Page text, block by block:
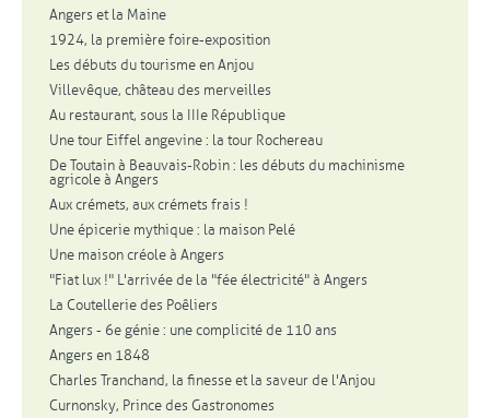
Angers et la Maine
1924, la première foire-exposition
Les débuts du tourisme en Anjou
Villevêque, château des merveilles
Au restaurant, sous la IIIe République
Une tour Eiffel angevine : la tour Rochereau
De Toutain à Beauvais-Robin : les débuts du machinisme
agricole à Angers
Aux crémets, aux crémets frais !
Une épicerie mythique : la maison Pelé
Une maison créole à Angers
"Fiat lux !" L'arrivée de la "fée électricité" à Angers
La Coutellerie des Poêliers
Angers - 6e génie : une complicité de 110 ans
Angers en 1848
Charles Tranchand, la finesse et la saveur de l'Anjou
Curnonsky, Prince des Gastronomes